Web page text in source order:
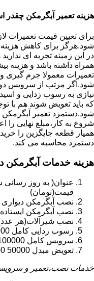
هزینه تعمیر آبگرمکن چقدر
برای تعیین قیمت تعمیرات
شود.هرگز برای کاهش هزینه
در این زمینه تجربه ای
همراه داشته باشد و هزینه
تعمیرات معمولا جرم گیری
شود.اگر مرتب از سرویس
نیازی به رسوب زدایی و
که باید تعویض شوند هم با
شود.دستمزد تعمیر آبگرمکن
شروع به کار،مبلغ نهایی
همیار قطعه جایگزین را
دستمزد محاسبه می کند.
هزینه خدمات آبگرمکن
قیمت(تومان)
نصب آبگرمکن دیواری 80000 120000
نصب آبگرمکن ایستاده 80000 140000
نصب شیرآلات(هر عدد) 30000
رسوب زدایی کامل 80000 120000
سرویس کامل 100000 140000
تعویض مبدل 50000 60000
خدمات نصب،تعمیر و